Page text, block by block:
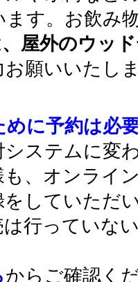
す。お飲み
、屋外のウッ
願いいたし
に予約は必
ステムに変
、オンライ
していただ
は行っていな
からご確認く